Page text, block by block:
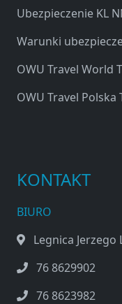
Ubezpieczenie KL
Warunki
OWU Travel World
OWU Travel
KONTAKT
BIURO
Legnica Jerzego
76 8629902
76 8623982